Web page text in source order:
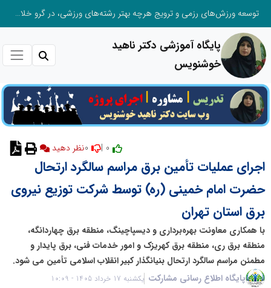
توسعه ورزش‌های رزمی و ترویج هرچه بهتر رشته‌های ورزشی، در گرو خلاقیت و نوآوری است
پایگاه آموزشی دکتر ناهید
خوشنویس
اجرای عملیات تأمین برق مراسم سالگرد ارتحال
حضرت امام خمینی (ره) توسط شرکت توزیع نیروی
برق استان تهران
با همکاری معاونت بهره‌برداری و دیسپاچینگ، منطقه برق چهاردانگه،
منطقه برق ری، منطقه برق کهریزک و امور خدمات فنی، برق پایدار و
مطمئن مراسم سالگرد ارتحال بنیانگذار کبیر انقلاب اسلامی تأمین می شود.
پایگاه اطلاع رسانی مشارکت یکشنبه 17 خرداد 1405 - 10:09